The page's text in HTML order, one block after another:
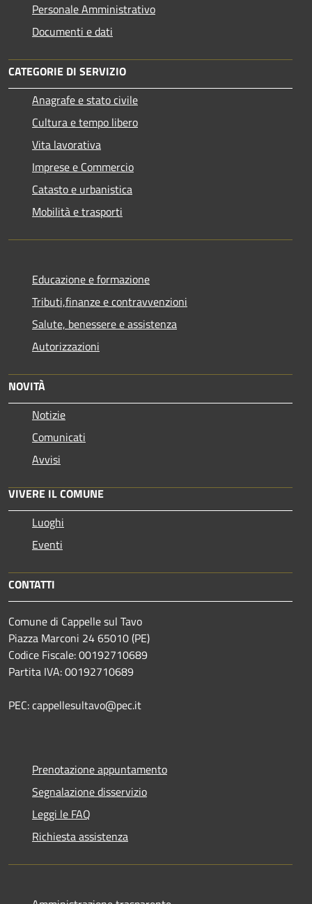
Personale Amministrativo
Documenti e dati
CATEGORIE DI SERVIZIO
Anagrafe e stato civile
Cultura e tempo libero
Vita lavorativa
Imprese e Commercio
Catasto e urbanistica
Mobilità e trasporti
Educazione e formazione
Tributi,finanze e contravvenzioni
Salute, benessere e assistenza
Autorizzazioni
NOVITÀ
Notizie
Comunicati
Avvisi
VIVERE IL COMUNE
Luoghi
Eventi
CONTATTI
Comune di Cappelle sul Tavo
Piazza Marconi 24 65010 (PE)
Codice Fiscale: 00192710689
Partita IVA: 00192710689
PEC: cappellesultavo@pec.it
Prenotazione appuntamento
Segnalazione disservizio
Leggi le FAQ
Richiesta assistenza